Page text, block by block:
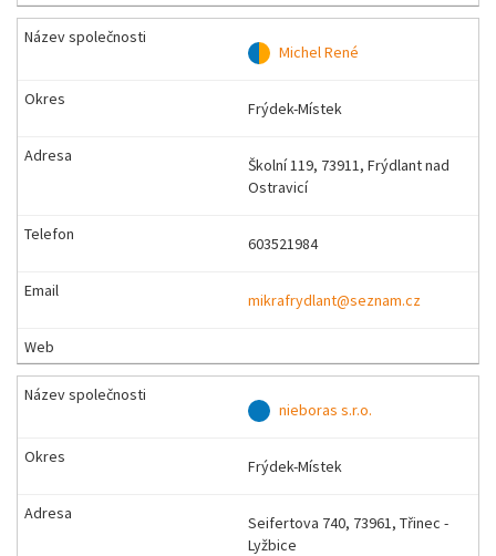
Michel René
Frýdek-Místek
Školní 119, 73911, Frýdlant nad
Ostravicí
603521984
mikrafrydlant@seznam.cz
nieboras s.r.o.
Frýdek-Místek
Seifertova 740, 73961, Třinec -
Lyžbice